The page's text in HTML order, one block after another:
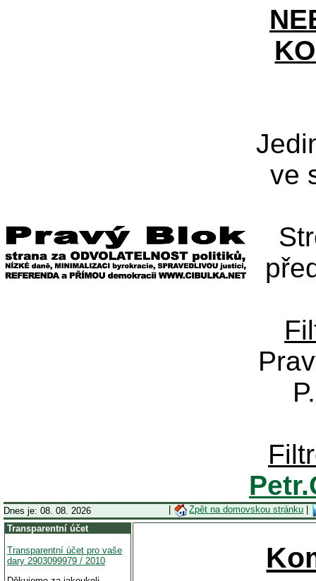
ve
Dnes je: 08. 08. 2026 Zpět na domovskou stránku
Transparentní účet
Transparentní účet pro vaše
dary 2903099979 / 2010